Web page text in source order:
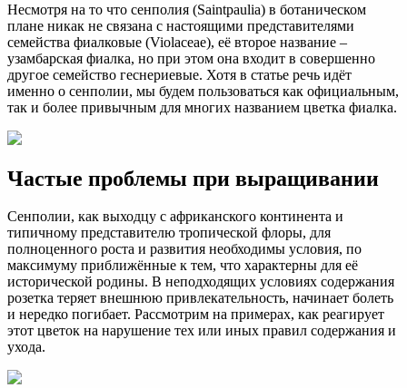
Несмотря на то что сенполия (Saintpaulia) в ботаническом
плане никак не связана с настоящими представителями
семейства фиалковые (Violaceae), её второе название –
узамбарская фиалка, но при этом она входит в совершенно
другое семейство геснериевые. Хотя в статье речь идёт
именно о сенполии, мы будем пользоваться как официальным,
так и более привычным для многих названием цветка фиалка.
Частые проблемы при выращивании
Сенполии, как выходцу с африканского континента и
типичному представителю тропической флоры, для
полноценного роста и развития необходимы условия, по
максимуму приближённые к тем, что характерны для её
исторической родины. В неподходящих условиях содержания
розетка теряет внешнюю привлекательность, начинает болеть
и нередко погибает. Рассмотрим на примерах, как реагирует
этот цветок на нарушение тех или иных правил содержания и
ухода.